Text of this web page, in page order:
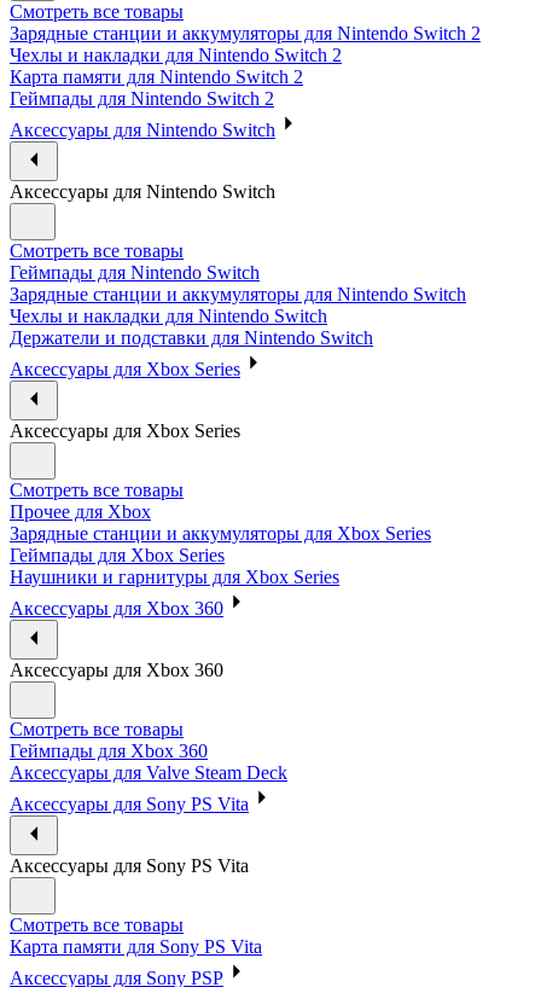
Смотреть все товары
Зарядные станции и аккумуляторы для Nintendo Switch 2
Чехлы и накладки для Nintendo Switch 2
Карта памяти для Nintendo Switch 2
Геймпады для Nintendo Switch 2
Аксессуары для Nintendo Switch
Аксессуары для Nintendo Switch
Смотреть все товары
Геймпады для Nintendo Switch
Зарядные станции и аккумуляторы для Nintendo Switch
Чехлы и накладки для Nintendo Switch
Держатели и подставки для Nintendo Switch
Аксессуары для Xbox Series
Аксессуары для Xbox Series
Смотреть все товары
Прочее для Xbox
Зарядные станции и аккумуляторы для Xbox Series
Геймпады для Xbox Series
Наушники и гарнитуры для Xbox Series
Аксессуары для Xbox 360
Аксессуары для Xbox 360
Смотреть все товары
Геймпады для Xbox 360
Аксессуары для Valve Steam Deck
Аксессуары для Sony PS Vita
Аксессуары для Sony PS Vita
Смотреть все товары
Карта памяти для Sony PS Vita
Аксессуары для Sony PSP